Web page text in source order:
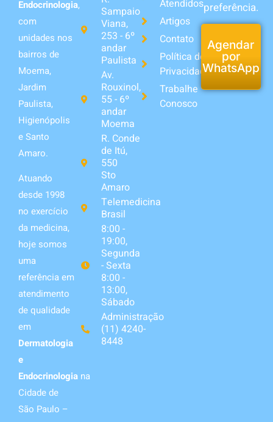
Endocrinologia,
com
unidades nos
bairros de
Moema,
Jardim
Paulista,
Higienópolis
e Santo
Amaro.
Atuando
desde 1998
no exercício
da medicina,
hoje somos
uma
referência em
atendimento
de qualidade
em
Dermatologia
e
Endocrinologia na
Cidade de
São Paulo –
Sampaio
Viana,
253 - 6º
andar
Paulista
Av.
Rouxinol,
55 - 6º
andar
Moema
R. Conde
de Itú,
550
Sto
Amaro
Telemedicina
Brasil
8:00 -
19:00,
Segunda
- Sexta
8:00 -
13:00,
Sábado
Administração
(11) 4240-
8448
Atendidos
Artigos
Contato
Política de
Privacidade
Trabalhe
Conosco
preferência.
Agendar
por
WhatsApp